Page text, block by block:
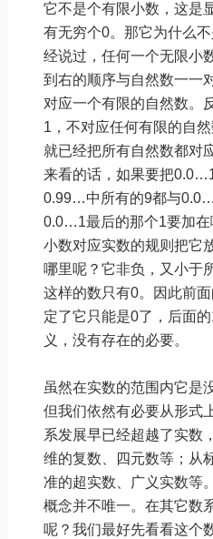
它不是个有限小数，这是
有无穷个0。那它为什么
经说过，任何一个无限小
到右的顺序与自然数一一
对应一个有限的自然数。
1，不对应任何有限的自
就已经把所有自然数都对
来看的话，如果要把
0.99…中所有的9都与
0.0…1最后的那个1要加在
小数对应实数的规则把它
哪里呢？它非负，又小于
这样的数只有0。因此前
定了它只能是0了，后面
义，没有存在的必要。
虽然在实数的范围内它是
但我们依然有必要从形式
系发展早已经超越了实数
维的复数、四元数等；从
准的超实数、广义实数等
概念并不唯一。在其它数
呢？我们最好先看看这个